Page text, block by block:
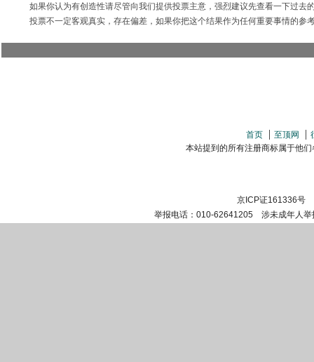
如果你认为有创造性请尽管向我们提供投票主意，强烈建议先查看一下过去
投票不一定客观真实，存在偏差，如果你把这个结果作为任何重要事情的参
首页 至顶网
本站提到的所有注册商标属于他
京ICP证161336号
举报电话：010-62641205 涉未成年人